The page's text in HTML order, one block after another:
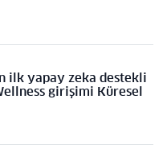
ilk yapay zeka destekli
girişimi Küresel